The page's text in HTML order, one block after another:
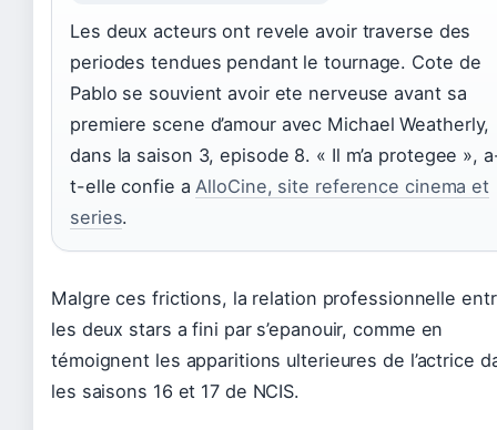
Les deux acteurs ont revele avoir traverse des
periodes tendues pendant le tournage. Cote de
Pablo se souvient avoir ete nerveuse avant sa
premiere scene d’amour avec Michael Weatherly,
dans la saison 3, episode 8. « Il m’a protegee »,
t-elle confie a AlloCine, site reference cinema et
series.
Malgre ces frictions, la relation professionnelle
les deux stars a fini par s’epanouir, comme en
témoignent les apparitions ulterieures de l’actrice
les saisons 16 et 17 de NCIS.